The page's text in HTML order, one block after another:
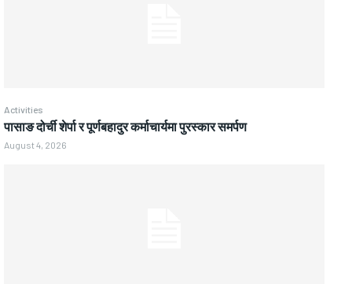
Activities
पासाङ दोर्ची शेर्पा र पूर्णबहादुर कर्माचार्यमा पुरस्कार समर्पण
August 4, 2026